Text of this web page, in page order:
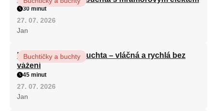
30 minut
27. 07. 2026
Jan
Hrnková maková buchta – vláčná a rychlá bez
vážení
Buchtičky a buchty
45 minut
27. 07. 2026
Jan